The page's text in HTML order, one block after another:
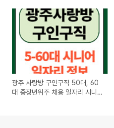
광주 사랑방 구인구직 50대, 60
대 중장년위주 채용 일자리 시니